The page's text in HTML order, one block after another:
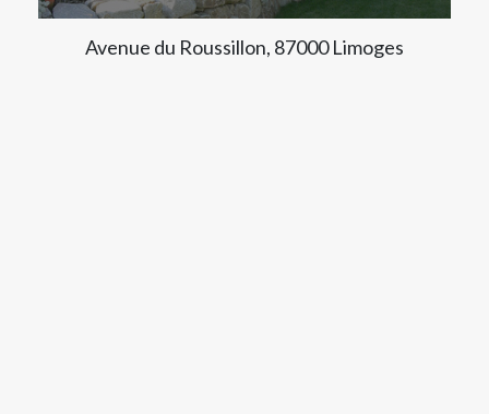
Avenue du Roussillon, 87000 Limoges